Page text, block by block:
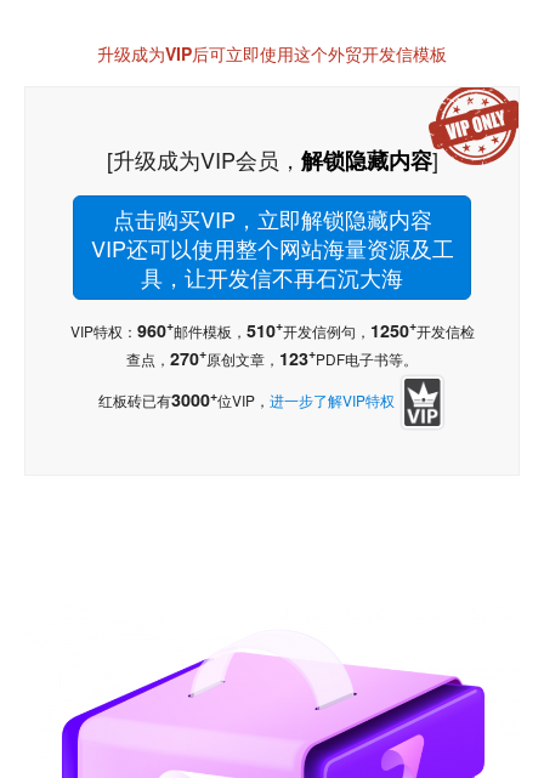
升级成为VIP后可立即使用这个外贸开发信模板
[升级成为VIP会员， 解锁隐藏内容]
点击购买VIP，立即解锁隐藏内容
VIP还可以使用整个网站海量资源及工
具，让开发信不再石沉大海
VIP特权： 960+邮件模板， 510+开发信例句， 1250+开发信检
查点， 270+原创文章， 123+PDF电子书等。
红板砖已有3000+位VIP， 进一步了解VIP特权